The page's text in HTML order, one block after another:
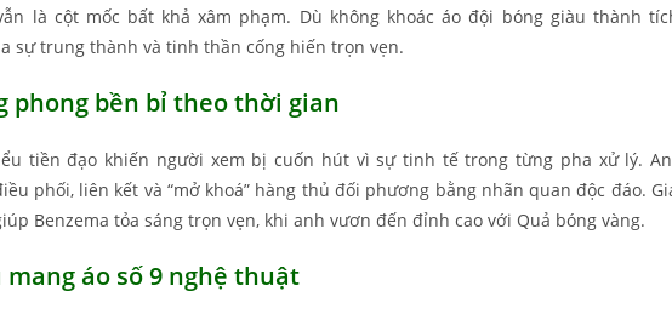
là cột mốc bất khả xâm phạm. Dù không khoác áo đội bóng giàu thành
sự trung thành và tinh thần cống hiến trọn vẹn.
phong bền bỉ theo thời gian
tiền đạo khiến người xem bị cuốn hút vì sự tinh tế trong từng pha xử lý.
phối, liên kết và “mở khoá” hàng thủ đối phương bằng nhãn quan độc đáo.
Benzema tỏa sáng trọn vẹn, khi anh vươn đến đỉnh cao với Quả bóng vàng.
áo số 9 nghệ thuật